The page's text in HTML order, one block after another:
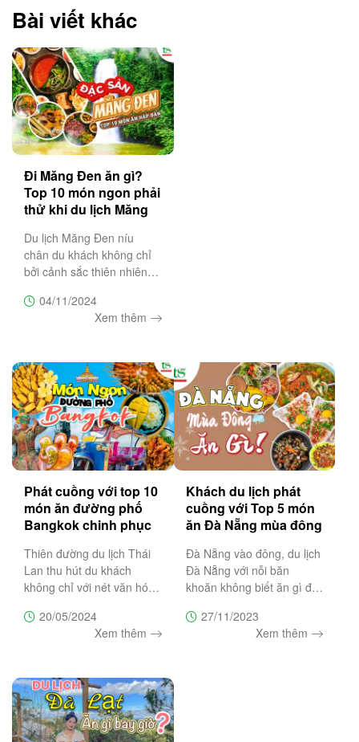
Bài viết khác
Đi Măng Đen ăn gì?
Top 10 món ngon phải
thử khi du lịch Măng
Du lịch Măng Đen níu
chân du khách không chỉ
bởi cảnh sắc thiên nhiên
mộng. Mà hơn hết nơi đây
còn mang đến trải nghiệm
đậm
04/11/2024
Xem thêm
Phát cuồng với top 10
món ăn đường phố
Bangkok chinh phục
Lan mùa hè
Thiên đường du lịch Thái
Lan thu hút du khách
không chỉ với nét văn hóa
Chùa Vàng mà còn chiếm
giữ trái tim lữ khách đường
Trường
20/05/2024
Xem thêm
Khách du lịch phát
cuồng với Top 5 món
ăn Đà Nẵng mùa đông
Đà Nẵng vào đông, du lịch
Đà Nẵng với nỗi băn
khoăn không biết ăn gì để
hãy đọc ngày bài viết này.
Trường Sa Tourist mách
27/11/2023
Xem thêm